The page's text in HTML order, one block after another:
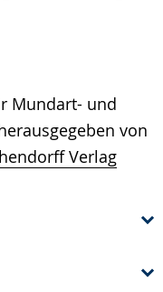
Mundart- und
von
Verlag